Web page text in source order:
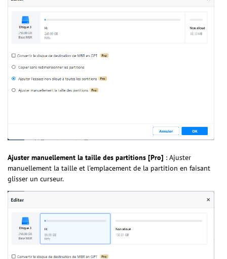
Ajuster manuellement la taille des partitions [Pro] : Ajuster
manuellement la taille et l'emplacement de la partition en faisant
glisser un curseur.